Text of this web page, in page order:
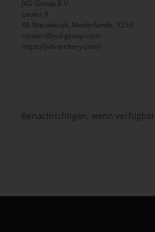
JVD Group B.V.
Looier 9
RA Nieuwkuijk, Niederlande, 5253
contact@jvd-group.com
https://jvd-archery.com/
Benachrichtigen, wenn verfügbar